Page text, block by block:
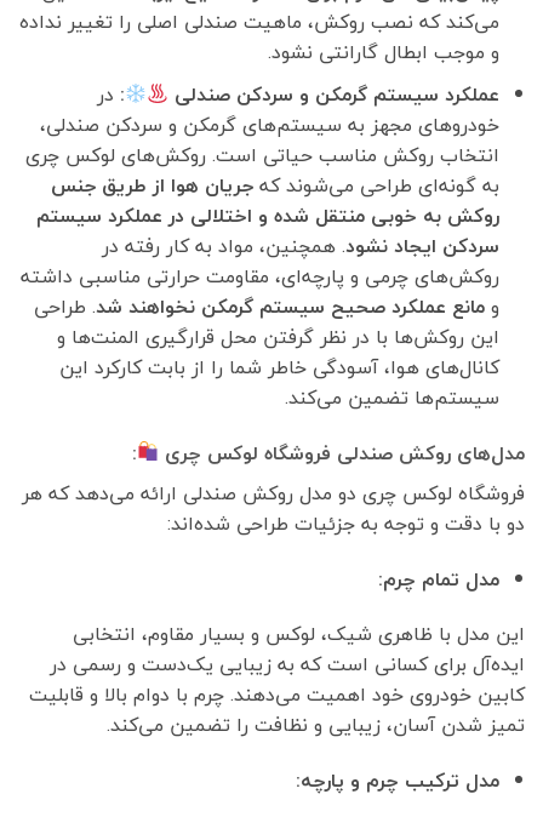
می‌کند که نصب روکش، ماهیت صندلی اصلی را تغییر نداده
و موجب ابطال گارانتی نشود.
عملکرد سیستم گرمکن و سردکن صندلی
: در
خودروهای مجهز به سیستم‌های گرمکن و سردکن صندلی،
انتخاب روکش مناسب حیاتی است. روکش‌های لوکس چری
به گونه‌ای طراحی می‌شوند کهجریان هوا از طریق جنس
روکش به خوبی منتقل شده و اختلالی در عملکرد سیستم
سردکن ایجاد نشود. همچنین، مواد به کار رفته در
روکش‌های چرمی و پارچه‌ای، مقاومت حرارتی مناسبی داشته
ومانع عملکرد صحیح سیستم گرمکن نخواهند شد. طراحی
این روکش‌ها با در نظر گرفتن محل قرارگیری المنت‌ها و
کانال‌های هوا، آسودگی خاطر شما را از بابت کارکرد این
سیستم‌ها تضمین می‌کند.
مدل‌های روکش صندلی فروشگاه لوکس چری
:
فروشگاه لوکس چری دو مدل روکش صندلی ارائه می‌دهد که هر
دو با دقت و توجه به جزئیات طراحی شده‌اند:
مدل تمام چرم:
این مدل با ظاهری شیک، لوکس و بسیار مقاوم، انتخابی
ایده‌آل برای کسانی است که به زیبایی یک‌دست و رسمی در
کابین خودروی خود اهمیت می‌دهند. چرم با دوام بالا و قابلیت
تمیز شدن آسان، زیبایی و نظافت را تضمین می‌کند.
مدل ترکیب چرم و پارچه: